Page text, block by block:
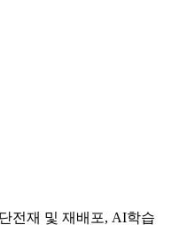
전재 및 재배포, AI학습